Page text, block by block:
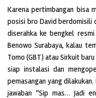
Karena pertimbangan bisa
posisi bro David berdomisili
diserahka ke bengkel
Benowo Surabaya, kalau
Tomo (GBT) atau Sirkuit
siap instalasi dan
pemasangan yang dilakukan.
jawaban “Sip mas… Jadi